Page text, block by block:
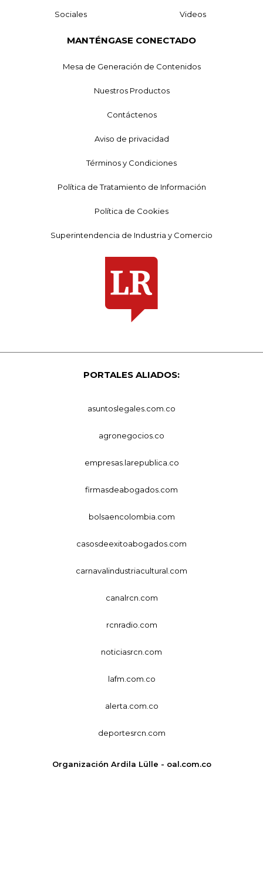
Sociales Videos
MANTÉNGASE CONECTADO
Mesa de Generación de Contenidos
Nuestros Productos
Contáctenos
Aviso de privacidad
Términos y Condiciones
Política de Tratamiento de Información
Política de Cookies
Superintendencia de Industria y Comercio
PORTALES ALIADOS:
asuntoslegales.com.co
agronegocios.co
empresas.larepublica.co
firmasdeabogados.com
bolsaencolombia.com
casosdeexitoabogados.com
carnavalindustriacultural.com
canalrcn.com
rcnradio.com
noticiasrcn.com
lafm.com.co
alerta.com.co
deportesrcn.com
Organización Ardila Lülle - oal.com.co